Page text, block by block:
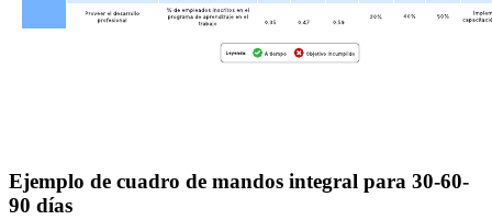
Ejemplo de cuadro de mandos integral para 30-60-
90 días